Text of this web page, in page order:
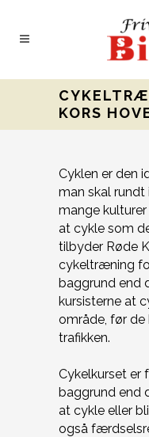
KORS
Cyklen er den
man skal rundt
mange
at cykle som
tilbyder Røde
cykeltræning
baggrund end
kursisterne at
område, før
trafikken.
Cykelkurset er
baggrund end
at cykle eller
også